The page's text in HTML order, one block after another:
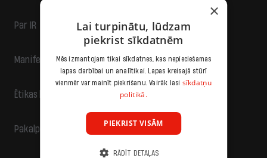
Par IR
Manifests
Ētikas kodekss
Pakalpojumu sniegšanas noteikumi
×
Lai turpinātu, lūdzam
piekrist sīkdatnēm
Mēs izmantojam tikai sīkdatnes, kas nepieciešamas
lapas darbībai un analītikai. Lapas kreisajā stūrī
vienmēr var mainīt piekrišanu. Vairāk lasi sīkdatņu
politikā.
PIEKRIST VISĀM
RĀDĪT DETAĻAS